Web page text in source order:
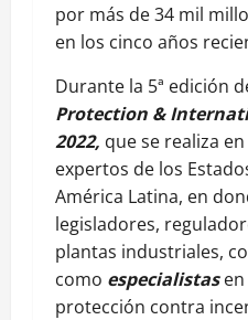
por más de 34 mil
en los cinco años
Durante la 5ª edición
Protection &
2022, que se realiza
expertos de los
América Latina, en
legisladores,
plantas industriales,
como especialistas
protección contra